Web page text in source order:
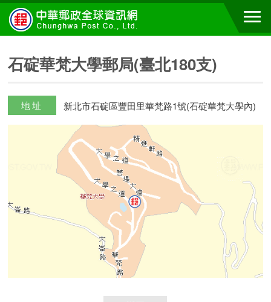
石碇華梵大學郵局(臺北180支)
地址 新北市石碇區豐田里華梵路1號(石碇華梵大學內)